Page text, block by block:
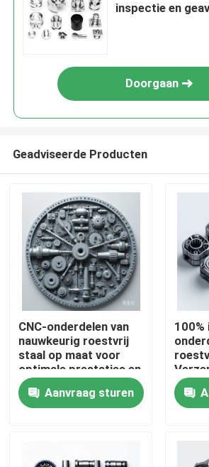
Thuis
Video's
inspectie en
Doorgaan
Geadviseerde Producten
CNC-onderdelen van
nauwkeurig roestvrij
staal op maat voor
optimale prestaties en
nauwkeurige
bewerking
Aanvraag sturen
100%
zee/
voor